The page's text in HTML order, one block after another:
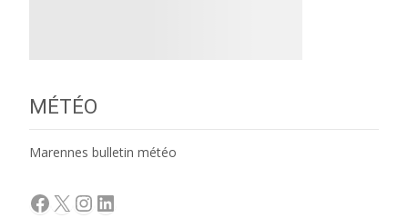
MÉTÉO
Marennes bulletin météo
Facebook
X Instagram
LinkedIn